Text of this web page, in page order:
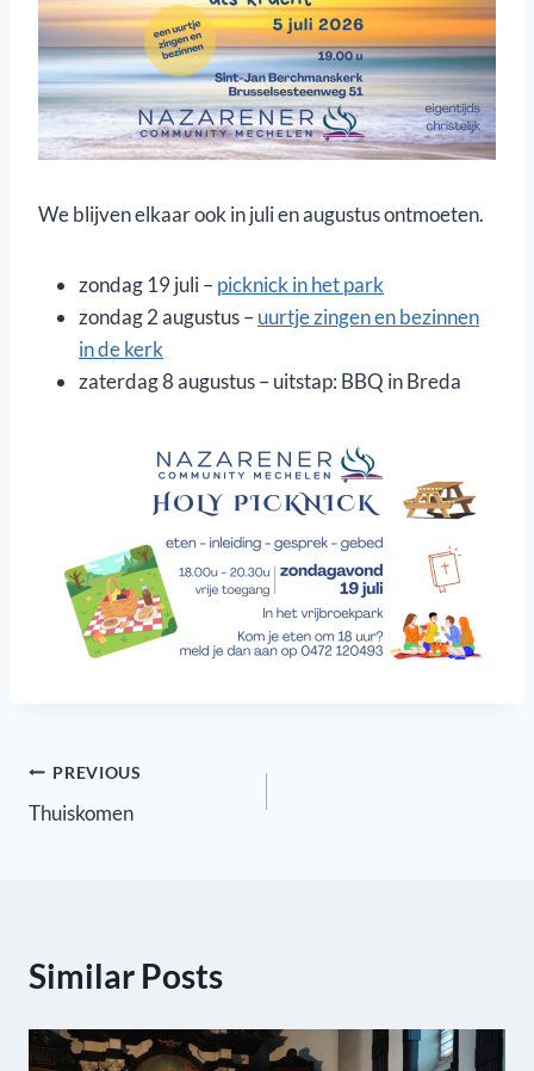
We blijven elkaar ook in juli en augustus ontmoeten.
zondag 19 juli –picknick in het park
zondag 2 augustus –uurtje zingen en bezinnen
in de kerk
zaterdag 8 augustus – uitstap: BBQ in Breda
Berichtnavigatie
PREVIOUS
Thuiskomen
Similar Posts